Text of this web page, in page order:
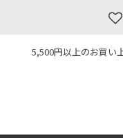
5,500円以上のお買い